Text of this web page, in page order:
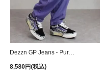
8,580円(税込)